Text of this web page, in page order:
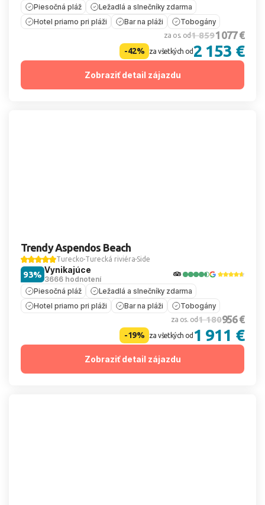
Piesočná pláž
Ležadlá a slnečníky zdarma
Hotel priamo pri pláži
Bar na pláži Tobogány
za os. od1 8591 077 €
-42% za všetkých od2 153 €
Zobraziť detail zájazdu
Trendy Aspendos Beach
Turecko Turecká riviéra Side
Vynikajúce
3666 hodnotení
93%
Piesočná pláž
Ležadlá a slnečníky zdarma
Hotel priamo pri pláži
Bar na pláži Tobogány
za os. od1 180956 €
-19% za všetkých od 1 911 €
Zobraziť detail zájazdu